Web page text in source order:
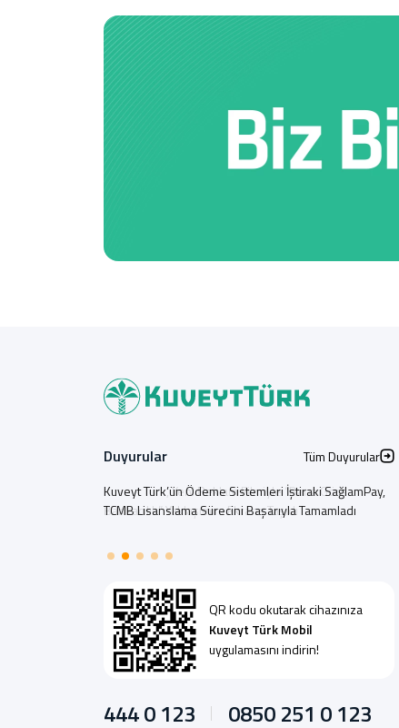
QR kodu okutarak cihazınıza
Kuveyt Türk Mobil
uygulamasını indirin!
Duyurular
Tüm Duyurular
Kuveyt Türk, Yeni Reklam Filmiyle “Bana Göre
Bankacılık” Yaklaşımını Ekrana Taşıdı
444 0 123 0850 251 0 123